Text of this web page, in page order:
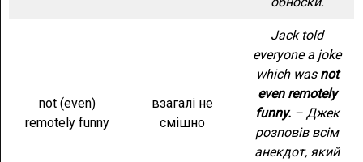
not (even)
remotely funny
взагалі не
смішно
Jack told
everyone a joke
which was not
even remotely
funny.– Джек
розповів всім
анекдот, який